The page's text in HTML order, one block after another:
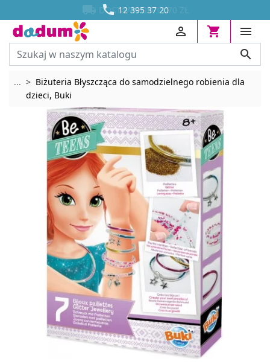
 12 395 37 20
 DOSTAWA OD 13,70 ZŁ






... Rozwiń breadcrumbs
Biżuteria Błyszcząca do samodzielnego robienia dla
dzieci, Buki